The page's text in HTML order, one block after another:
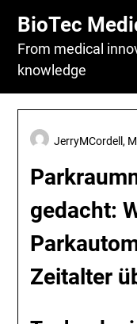
content
BioTec
From medical
knowledge
gedacht:
Zeitalter
JerryMCordell,